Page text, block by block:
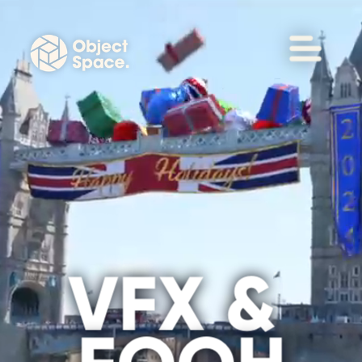
VFX &